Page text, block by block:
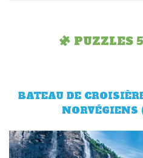
PUZZLES
BATEAU DE
NORVÉGIENS